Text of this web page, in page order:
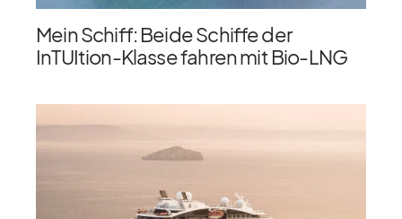
Mein Schiff: Beide Schiffe der
InTUItion-Klasse fahren mit Bio-LNG